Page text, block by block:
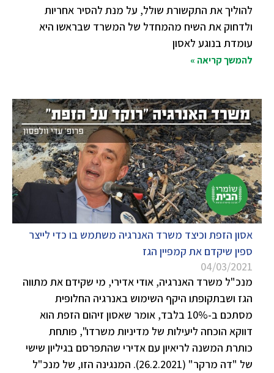
להוליך את התקשורת שולל, על מנת להסיר אחריות
ולדחוק את השיח מהמחדל של המשרד שבראשו היא
עומדת בנוגע לאסון
להמשך קריאה »
אסון הזפת וכיצד משרד האנרגיה משתמש בו כדי לייצר
ספין שיקדם את קמפיין הגז
04/03/2021
מנכ"ל משרד האנרגיה, אודי אדירי, מי שקידם את מתווה
הגז ושבתקופתו היקף השימוש באנרגיה החלופית
מסתכם ב-10% בלבד, אומר שאסון זיהום הזפת הוא
דווקא הוכחה ליעילות של מדיניות משרדו", פותחת
כותרת המשנה לריאיון עם אדירי שהתפרסם בגיליון שישי
של "דה מרקר" (26.2.2021). המנגינה הזו, של מנכ"ל